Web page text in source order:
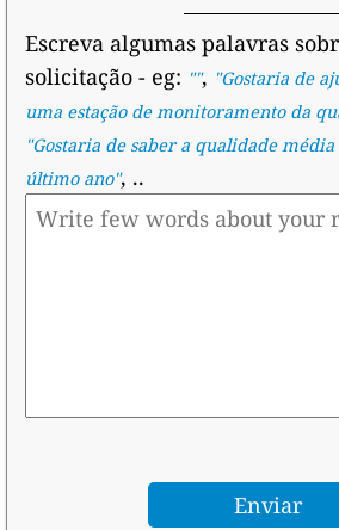
Escreva algumas palavras
solicitação- eg: "", "Gostaria de
uma estação de monitoramento da
"Gostaria de saber a qualidade
último ano", ..